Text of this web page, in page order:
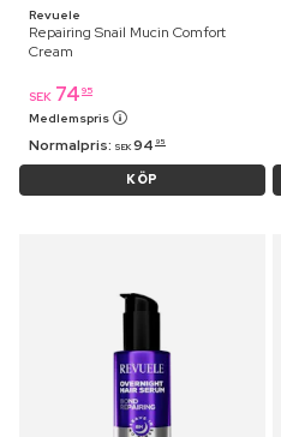
Revuele
Repairing Snail Mucin Comfort
Cream
SEK 74 95
Medlemspris
Normalpris: SEK 94 95
KÖP